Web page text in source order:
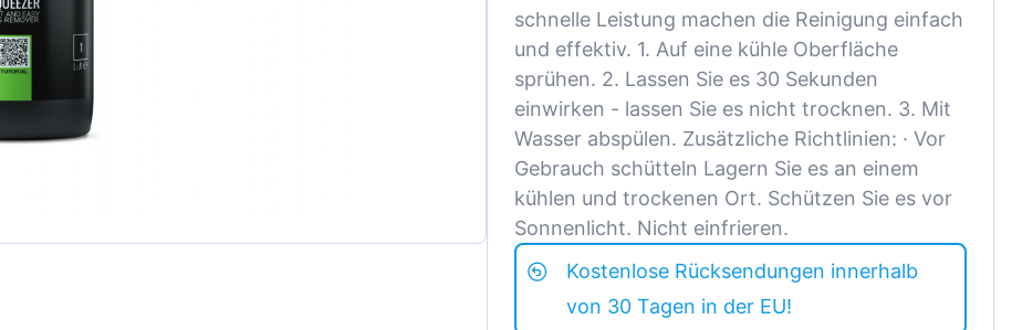
schnelle Leistung machen die Reinigung einfach
und effektiv. 1. Auf eine kühle Oberfläche
sprühen. 2. Lassen Sie es 30 Sekunden
einwirken - lassen Sie es nicht trocknen. 3. Mit
Wasser abspülen. Zusätzliche Richtlinien: · Vor
Gebrauch schütteln Lagern Sie es an einem
kühlen und trockenen Ort. Schützen Sie es vor
Sonnenlicht. Nicht einfrieren.
Kostenlose Rücksendungen innerhalb
von 30 Tagen in der EU!